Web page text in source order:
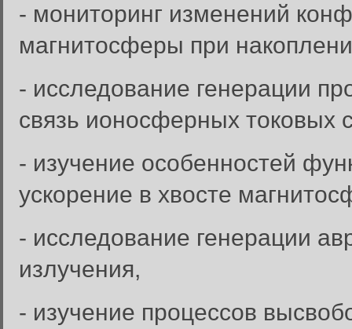
- мониторинг изменений
магнитосферы при
- исследование генерации
связь ионосферных токовых
- изучение особенностей
ускорение в хвосте
- исследование генерации
излучения,
- изучение процессов